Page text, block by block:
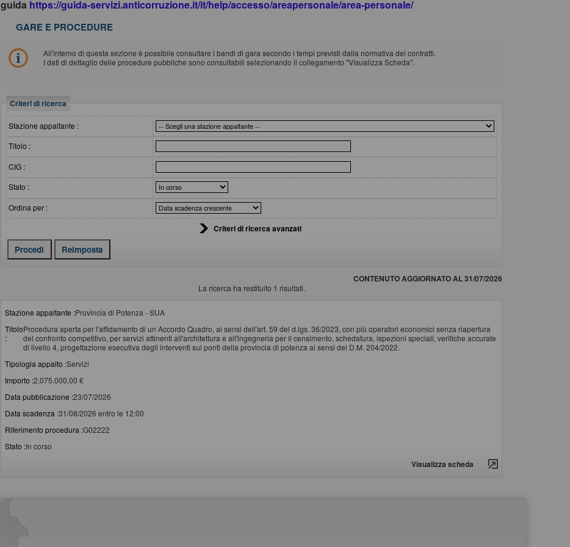
guida https://guida-servizi.anticorruzione.it/it/help/accesso/areapersonale/area-personale/
GARE E PROCEDURE
All'interno di questa sezione è possibile consultare i bandi di gara secondo i tempi previsti dalla normativa dei contratti.
I dati di dettaglio delle procedure pubbliche sono consultabili selezionando il collegamento "Visualizza Scheda".
Criteri di ricerca
Stazione appaltante :
Titolo :
CIG :
Stato :
Ordina per :
Criteri di ricerca avanzati
CONTENUTO AGGIORNATO AL 31/07/2026
La ricerca ha restituito 1 risultati.
Stazione appaltante :Provincia di Potenza - SUA
Titolo
:
Procedura aperta per l'affidamento di un Accordo Quadro, ai sensi dell'art. 59 del d.lgs. 36/2023, con più operatori economici senza riapertura
del confronto competitivo, per servizi attinenti all'architettura e all'ingegneria per il censimento, schedatura, ispezioni speciali, verifiche accurate
di livello 4, progettazione esecutiva degli interventi sui ponti della provincia di potenza ai sensi del D.M. 204/2022.
Tipologia appalto :Servizi
Importo :2.075.000,00 €
Data pubblicazione :23/07/2026
Data scadenza :31/08/2026 entro le 12:00
Riferimento procedura :G02222
Stato :In corso
Visualizza scheda